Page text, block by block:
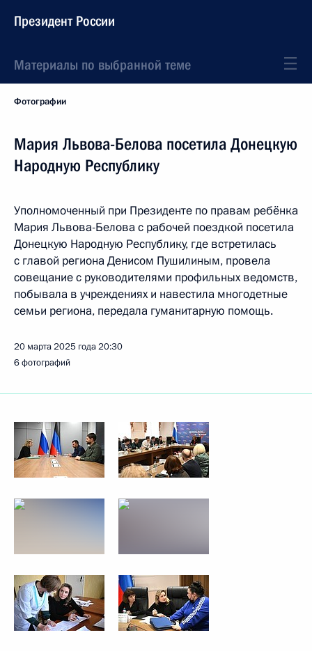
Президент России
Материалы по выбранной теме
Фотографии
Мария Львова-Белова посетила Донецкую
Народную Республику
Уполномоченный при Президенте по правам ребёнка
Мария Львова-Белова с рабочей поездкой посетила
Донецкую Народную Республику, где встретилась
с главой региона Денисом Пушилиным, провела
совещание с руководителями профильных ведомств,
побывала в учреждениях и навестила многодетные
семьи региона, передала гуманитарную помощь.
20 марта 2025 года20:30
6 фотографий